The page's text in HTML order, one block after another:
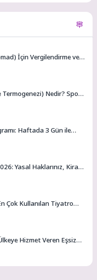
İçin Vergilendirme ve
Termogenezi) Nedir? Spor
Yakımınızı Artırmanın
Haftada 3 Gün ile
Yasal Haklarınız, Kira
Çok Kullanılan Tiyatro
Hizmet Veren Eşsiz